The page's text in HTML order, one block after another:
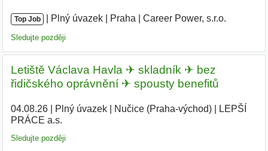
Top Job Plný úvazek Praha Career Power, s.r.o.
Sledujte později
Letiště Václava Havla ✈ skladník ✈ bez
řidičského oprávnění ✈ spousty benefitů
04.08.26| Plný úvazek| Nučice (Praha-východ)|
LEPŠÍ
PRÁCE a.s.
Sledujte později